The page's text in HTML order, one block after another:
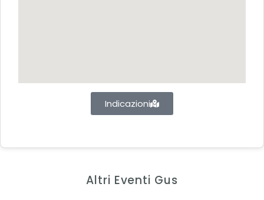
Indicazioni
Altri Eventi Gus